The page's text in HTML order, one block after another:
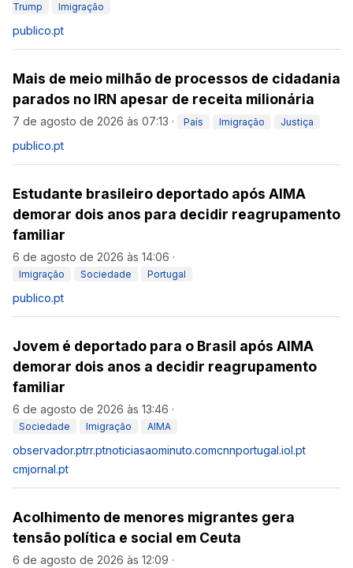
Trump Imigração
publico.pt
Mais de meio milhão de processos de cidadania
parados no IRN apesar de receita milionária
7 de agosto de 2026 às 07:13 · País Imigração Justiça
publico.pt
Estudante brasileiro deportado após AIMA
demorar dois anos para decidir reagrupamento
familiar
6 de agosto de 2026 às 14:06 ·
Imigração Sociedade Portugal
publico.pt
Jovem é deportado para o Brasil após AIMA
demorar dois anos a decidir reagrupamento
familiar
6 de agosto de 2026 às 13:46 ·
Sociedade Imigração AIMA
observador.ptrr.ptnoticiasaominuto.comcnnportugal.iol.pt
cmjornal.pt
Acolhimento de menores migrantes gera
tensão política e social em Ceuta
6 de agosto de 2026 às 12:09 ·